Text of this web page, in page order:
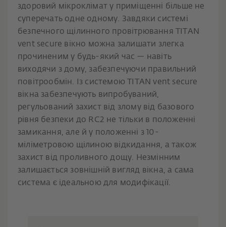
здоровий мікроклімат у приміщенні більше не
суперечать одне одному. Завдяки системі
безпечного щілинного провітрювання TITAN
vent secure вікно можна залишати злегка
прочиненим у будь-який час — навіть
виходячи з дому, забезпечуючи правильний
повітрообмін. Із системою TITAN vent secure
вікна забезпечують випробуваний,
регульований захист від злому від базового
рівня безпеки до RC2 не тільки в положенні
замикання, але й у положенні з 10-
міліметровою щілиною відкидання, а також
захист від проливного дощу. Незмінним
залишається зовнішній вигляд вікна, а сама
система є ідеальною для модифікації.